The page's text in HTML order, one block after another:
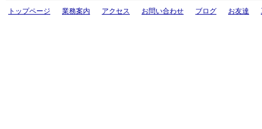
トップページ 業務案内 アクセス お問い合わせ ブログ お友達